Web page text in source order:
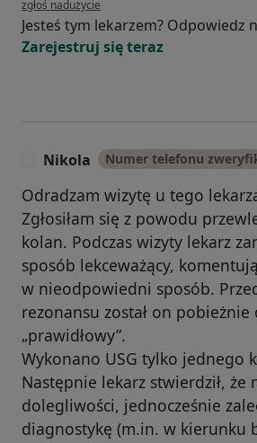
zgłoś nadużycie
Jesteś tym lekarzem? Odpowiedz
Zarejestruj się teraz
Nikola Numer telefonu
Odradzam wizytę u tego
Zgłosiłam się z powodu
kolan. Podczas wizyty lekarz
sposób lekceważący,
w nieodpowiedni sposób.
rezonansu został on
„prawidłowy”.
Wykonano USG tylko jednego
Następnie lekarz stwierdził, że
dolegliwości, jednocześnie
diagnostykę (m.in. w kierunku